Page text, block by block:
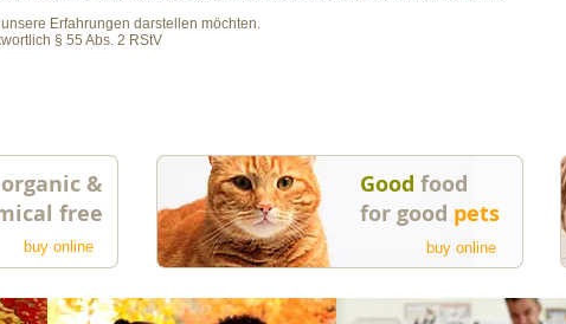
Erfahrungen darstellen möchten.
§ 55 Abs. 2 RStV
organic &
free
buy online
Good food
for good pets
buy online